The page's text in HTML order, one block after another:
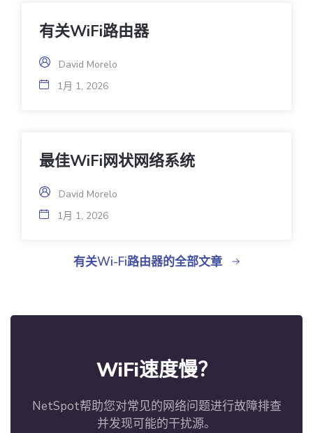
有关WiFi路由器
David Morelo
1月 1, 2026
最佳WiFi网状网络系统
David Morelo
1月 1, 2026
有关Wi-Fi路由器的全部文章
WiFi速度慢？
NetSpot帮助您对常见的网络问题进行故障排查
并发现可能的干扰源。